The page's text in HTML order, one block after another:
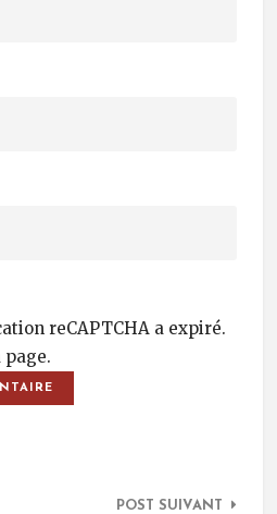
reCAPTCHA a expiré.
POST SUIVANT